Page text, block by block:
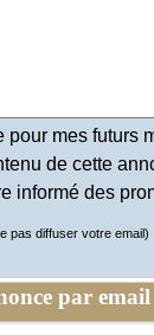
pour mes futurs
de cette
informé des
pas diffuser votre email)
par email